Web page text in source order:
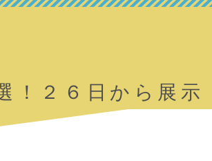
！２６日から展示